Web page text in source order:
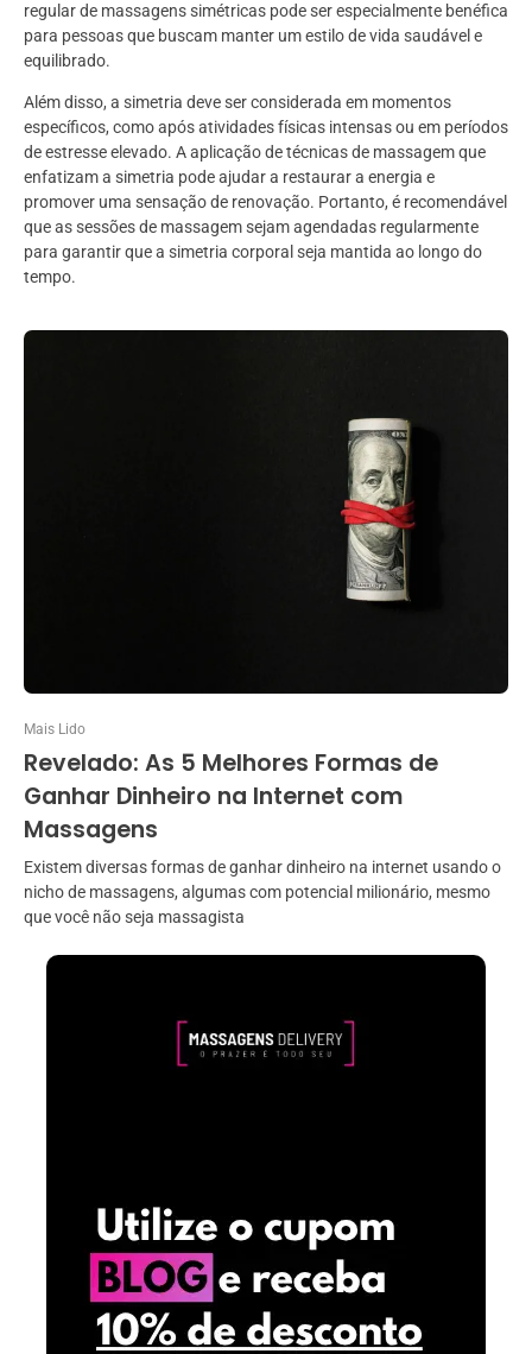
regular de massagens simétricas pode ser especialmente benéfica
para pessoas que buscam manter um estilo de vida saudável e
equilibrado.
Além disso, a simetria deve ser considerada em momentos
específicos, como após atividades físicas intensas ou em períodos
de estresse elevado. A aplicação de técnicas de massagem que
enfatizam a simetria pode ajudar a restaurar a energia e
promover uma sensação de renovação. Portanto, é recomendável
que as sessões de massagem sejam agendadas regularmente
para garantir que a simetria corporal seja mantida ao longo do
tempo.
Mais Lido
Revelado: As 5 Melhores Formas de
Ganhar Dinheiro na Internet com
Massagens
Existem diversas formas de ganhar dinheiro na internet usando o
nicho de massagens, algumas com potencial milionário, mesmo
que você não seja massagista